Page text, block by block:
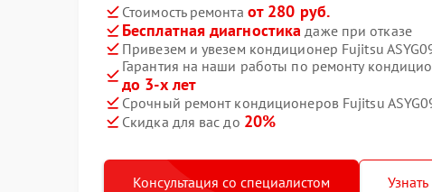
Стоимость ремонта от 280 руб.
Бесплатная диагностика даже при отказе
Привезем и увезем кондиционер Fujitsu
Гарантия на наши работы по ремонту
до 3-х лет
Срочный ремонт кондиционеров Fujitsu
Скидка для вас до 20%
Консультация со специалистом